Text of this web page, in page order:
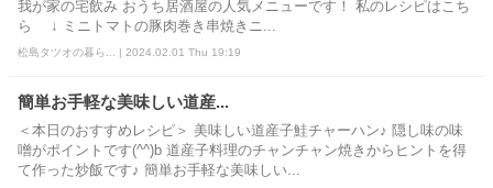
我が家の宅飲み おうち居酒屋の人気メニューです！ 私のレシピはこち
ら ↓ ミニトマトの豚肉巻き串焼きニ...
松島タツオの暮ら... | 2024.02.01 Thu 19:19
簡単お手軽な美味しい道産...
＜本日のおすすめレシピ＞ 美味しい道産子鮭チャーハン♪ 隠し味の味
噌がポイントです(^^)b 道産子料理のチャンチャン焼きからヒントを得
て作った炒飯です♪ 簡単お手軽な美味しい...